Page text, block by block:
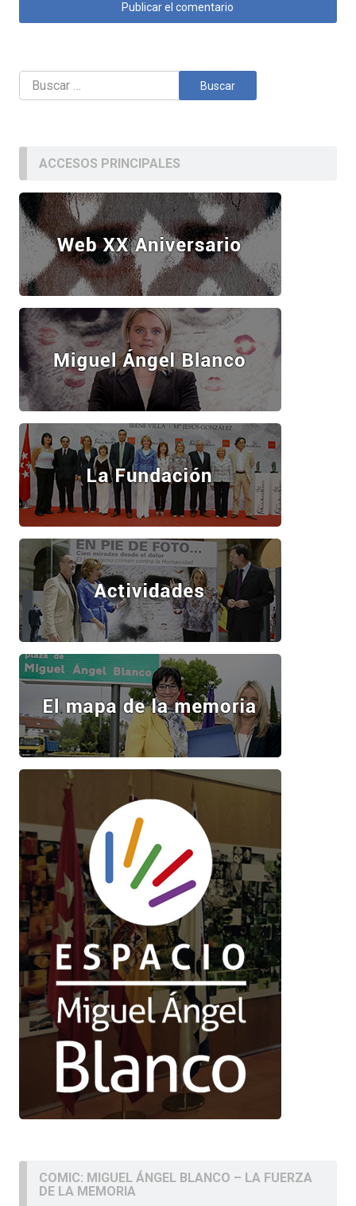
Buscar:
ACCESOS PRINCIPALES
COMIC: MIGUEL ÁNGEL BLANCO – LA FUERZA
DE LA MEMORIA